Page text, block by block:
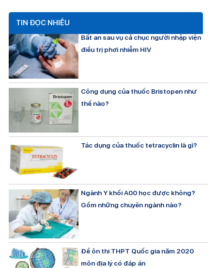
TIN ĐỌC NHIỀU
Bất an sau vụ cả chục người nhập viện
điều trị phơi nhiễm HIV
Công dụng của thuốc Bristopen như
thế nào?
Tác dụng của thuốc tetracyclin là gì?
Ngành Y khối A00 học được không?
Gồm những chuyên ngành nào?
Đề ôn thi THPT Quốc gia năm 2020
môn địa lý có đáp án